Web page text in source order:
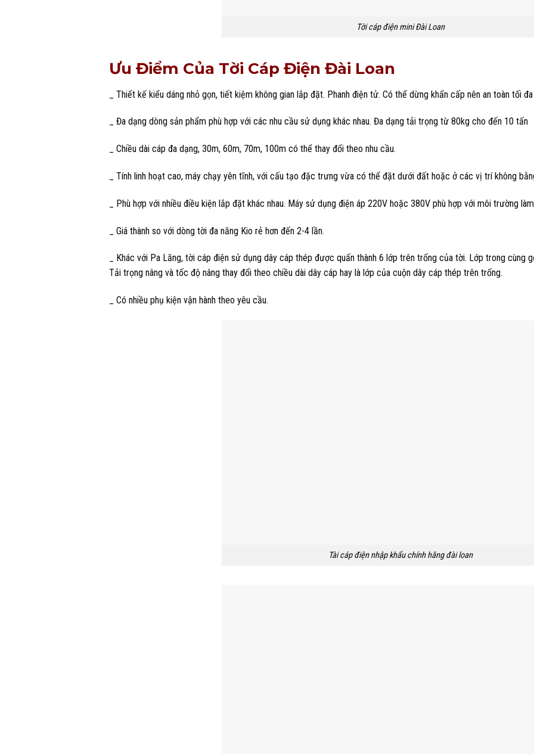
Tời cáp điện mini Đài Loan
Ưu Điểm Của Tời Cáp Điện Đài Loan
_ Thiết kế kiểu dáng nhỏ gọn, tiết kiệm không gian lắp đặt. Phanh điện tử. Có thể dừng khẩn cấp nên an toàn tối
_ Đa dạng dòng sản phẩm phù hợp với các nhu cầu sử dụng khác nhau. Đa dạng tải trọng từ 80kg cho đến 10 tấn
_ Chiều dài cáp đa dạng, 30m, 60m, 70m, 100m có thể thay đổi theo nhu cầu.
_ Tính linh hoạt cao, máy chạy yên tĩnh, với cấu tạo đặc trưng vừa có thể đặt dưới đất hoặc ở các vị trí không
_ Phù hợp với nhiều điều kiện lắp đặt khác nhau. Máy sử dụng điện áp 220V hoặc 380V phù hợp với môi trường
_ Giá thành so với dòng tời đa năng Kio rẻ hơn đến 2-4 lần.
_ Khác với Pa Lăng, tời cáp điện sử dụng dây cáp thép được quấn thành 6 lớp trên trống của tời. Lớp trong cùng
Tải trọng nâng và tốc độ nâng thay đổi theo chiều dài dây cáp hay là lớp của cuộn dây cáp thép trên trống.
_ Có nhiều phụ kiện vận hành theo yêu cầu.
Tài cáp điện nhập khẩu chính hãng đài loan